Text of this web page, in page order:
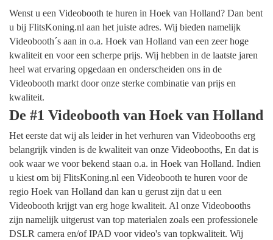
Wenst u een Videobooth te huren in Hoek van Holland? Dan bent
u bij FlitsKoning.nl aan het juiste adres. Wij bieden namelijk
Videobooth´s aan in o.a. Hoek van Holland van een zeer hoge
kwaliteit en voor een scherpe prijs. Wij hebben in de laatste jaren
heel wat ervaring opgedaan en onderscheiden ons in de
Videobooth markt door onze sterke combinatie van prijs en
kwaliteit.
De #1 Videobooth van Hoek van Holland
Het eerste dat wij als leider in het verhuren van Videobooths erg
belangrijk vinden is de kwaliteit van onze Videobooths, En dat is
ook waar we voor bekend staan o.a. in Hoek van Holland. Indien
u kiest om bij FlitsKoning.nl een Videobooth te huren voor de
regio Hoek van Holland dan kan u gerust zijn dat u een
Videobooth krijgt van erg hoge kwaliteit. Al onze Videobooths
zijn namelijk uitgerust van top materialen zoals een professionele
DSLR camera en/of IPAD voor video's van topkwaliteit. Wij